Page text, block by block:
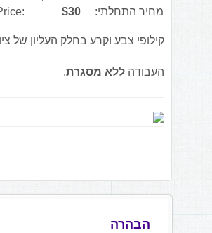
מחיר התחלתי:
$30
קילופי צבע וקרע בחלק העליון של
העבודה ללא מסגרת.
הבהרה